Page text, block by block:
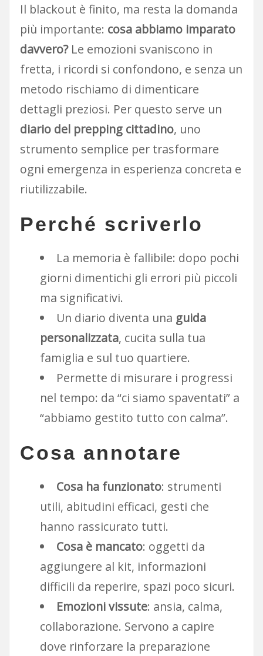
Il blackout è finito, ma resta la domanda
più importante: cosa abbiamo imparato
davvero?Le emozioni svaniscono in
fretta, i ricordi si confondono, e senza un
metodo rischiamo di dimenticare
dettagli preziosi. Per questo serve un
diario del prepping cittadino, uno
strumento semplice per trasformare
ogni emergenza in esperienza concreta e
riutilizzabile.
Perché scriverlo
La memoria è fallibile: dopo pochi
giorni dimentichi gli errori più piccoli
ma significativi.
Un diario diventa una guida
personalizzata, cucita sulla tua
famiglia e sul tuo quartiere.
Permette di misurare i progressi
nel tempo: da “ci siamo spaventati” a
“abbiamo gestito tutto con calma”.
Cosa annotare
Cosa ha funzionato: strumenti
utili, abitudini efficaci, gesti che
hanno rassicurato tutti.
Cosa è mancato: oggetti da
aggiungere al kit, informazioni
difficili da reperire, spazi poco sicuri.
Emozioni vissute: ansia, calma,
collaborazione. Servono a capire
dove rinforzare la preparazione